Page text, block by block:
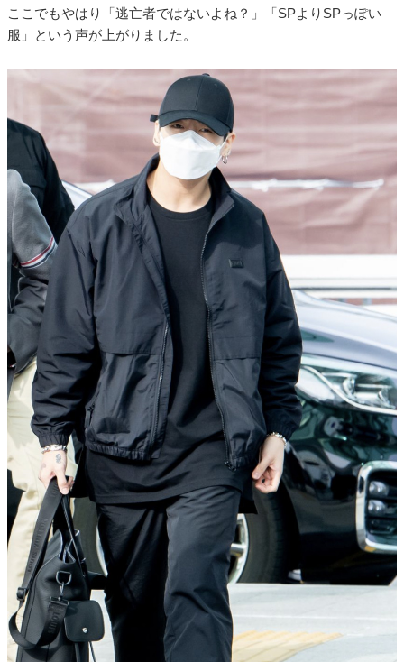
ここでもやはり「逃亡者ではないよね？」「SPよりSPっぽい
服」という声が上がりました。